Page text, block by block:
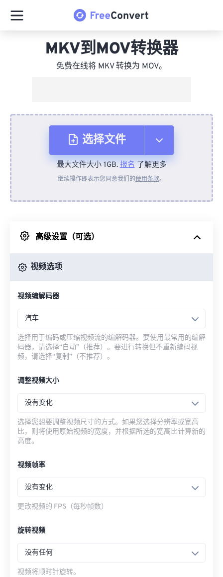
MKV到MOV转换器
免费在线将 MKV 转换为 MOV。
选择文件
从设备
来自 Google Drive
最大文件大小 1GB.报名了解更多
继续操作即表示您同意我们的使用条款。
高级设置（可选）
视频选项
视频编解码器
汽车
选择用于编码或压缩视频流的编解码器。要使用最常用的编解
码器，请选择“自动”（推荐）。要进行转换但不重新编码视
频，请选择“复制”（不推荐）。
调整视频大小
没有变化
选择您想要调整视频尺寸的方式。如果您选择分辨率或宽高
比，则将使用原始视频的宽度，并根据所选的宽高比计算新的
高度。
视频帧率
没有变化
更改视频的 FPS（每秒帧数）
旋转视频
没有任何
视频将顺时针旋转。